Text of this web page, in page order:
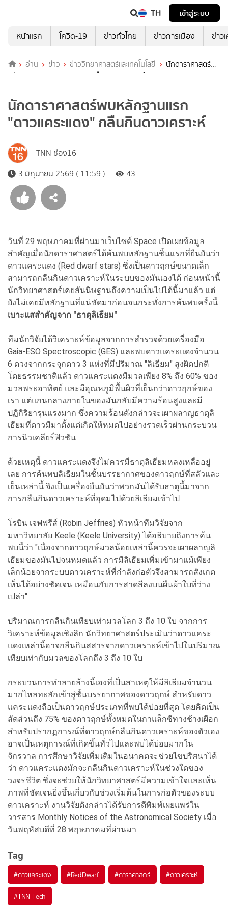
TH
เข้าสู่ระบบ
หน้าแรก
โควิด-19 ข่าวทั่วไทย ข่าวการเมือง ข่าว
อ่าน ข่าว ข่าววิทยาศาสตร์และเทคโนโลยี
นักดาราศาสตร์พบ
หลักฐานแรก "ดาวแคระแดง" กลืนกินดาวเคราะห์
นักดาราศาสตร์พบหลักฐานแรก
"ดาวแคระแดง" กลืนกินดาวเคราะห์
TNN ช่อง16
3 มิถุนายน 2569 ( 11:59 )
43
วันที่ 29 พฤษภาคมที่ผ่านมาเว็บไซต์ Space เปิดเผยข้อมูล
สำคัญเมื่อนักดาราศาสตร์ได้ค้นพบหลักฐานชิ้นแรกที่ยืนยันว่า
ดาวแคระแดง (Red dwarf stars) ซึ่งเป็นดาวฤกษ์ขนาดเล็ก
สามารถกลืนกินดาวเคราะห์ในระบบของมันเองได้ ก่อนหน้านี้
นักวิทยาศาสตร์เคยสันนิษฐานถึงความเป็นไปได้นี้มาแล้ว แต่
ยังไม่เคยมีหลักฐานที่แน่ชัดมาก่อนจนกระทั่งการค้นพบครั้งนี้
เบาะแสสำคัญจาก "ธาตุลิเธียม"
ทีมนักวิจัยได้วิเคราะห์ข้อมูลจากการสำรวจด้วยเครื่องมือ
Gaia-ESO Spectroscopic (GES) และพบดาวแคระแดงจำนวน
6 ดวงจากกระจุกดาว 3 แห่งที่มีปริมาณ "ลิเธียม" สูงผิดปกติ
โดยธรรมชาติแล้ว ดาวแคระแดงมีมวลเพียง 8% ถึง 60% ของ
มวลพระอาทิตย์ และมีอุณหภูมิพื้นผิวที่เย็นกว่าดาวฤกษ์ของ
เรา แต่แกนกลางภายในของมันกลับมีความร้อนสูงและมี
ปฏิกิริยารุนแรงมาก ซึ่งความร้อนดังกล่าวจะเผาผลาญธาตุลิ
เธียมที่ดาวมีมาตั้งแต่เกิดให้หมดไปอย่างรวดเร็วผ่านกระบวน
การนิวเคลียร์ฟิวชัน
ด้วยเหตุนี้ ดาวแคระแดงจึงไม่ควรมีธาตุลิเธียมหลงเหลืออยู่
เลย การค้นพบลิเธียมในชั้นบรรยากาศของดาวฤกษ์ที่สลัวและ
เย็นเหล่านี้ จึงเป็นเครื่องยืนยันว่าพวกมันได้รับธาตุนี้มาจาก
การกลืนกินดาวเคราะห์ที่อุดมไปด้วยลิเธียมเข้าไป
โรบิน เจฟฟรีส์ (Robin Jeffries) หัวหน้าทีมวิจัยจาก
มหาวิทยาลัย Keele (Keele University) ได้อธิบายถึงการค้น
พบนี้ว่า "เนื่องจากดาวฤกษ์มวลน้อยเหล่านี้ควรจะเผาผลาญลิ
เธียมของมันไปจนหมดแล้ว การมีลิเธียมเพิ่มเข้ามาแม้เพียง
เล็กน้อยจากระบบดาวเคราะห์ที่กำลังก่อตัวจึงสามารถสังเกต
เห็นได้อย่างชัดเจน เหมือนกับการสาดสีลงบนผืนผ้าใบที่ว่าง
เปล่า"
ปริมาณการกลืนกินเทียบเท่ามวลโลก 3 ถึง 10 ใบ จากการ
วิเคราะห์ข้อมูลเชิงลึก นักวิทยาศาสตร์ประเมินว่าดาวแคระ
แดงเหล่านี้อาจกลืนกินสสารจากดาวเคราะห์เข้าไปในปริมาณ
เทียบเท่ากับมวลของโลกถึง 3 ถึง 10 ใบ
กระบวนการทำลายล้างนี้เองที่เป็นสาเหตุให้มีลิเธียมจำนวน
มากไหลทะลักเข้าสู่ชั้นบรรยากาศของดาวฤกษ์ สำหรับดาว
แคระแดงถือเป็นดาวฤกษ์ประเภทที่พบได้บ่อยที่สุด โดยคิดเป็น
สัดส่วนถึง 75% ของดาวฤกษ์ทั้งหมดในกาแล็กซีทางช้างเผือก
สำหรับปรากฏการณ์ที่ดาวฤกษ์กลืนกินดาวเคราะห์ของตัวเอง
อาจเป็นเหตุการณ์ที่เกิดขึ้นทั่วไปและพบได้บ่อยมากใน
จักรวาล การศึกษาวิจัยเพิ่มเติมในอนาคตจะช่วยไขปริศนาได้
ว่า ดาวแคระแดงมักจะกลืนกินดาวเคราะห์ในช่วงใดของ
วงจรชีวิต ซึ่งจะช่วยให้นักวิทยาศาสตร์มีความเข้าใจและเห็น
ภาพที่ชัดเจนยิ่งขึ้นเกี่ยวกับช่วงเริ่มต้นในการก่อตัวของระบบ
ดาวเคราะห์ งานวิจัยดังกล่าวได้รับการตีพิมพ์เผยแพร่ใน
วารสาร Monthly Notices of the Astronomical Society เมื่อ
วันพฤหัสบดีที่ 28 พฤษภาคมที่ผ่านมา
Tag
#ดาวแคระแดง #RedDwarf #ดาราศาสตร์ #ดาวเคราะห์
#TNN Tech